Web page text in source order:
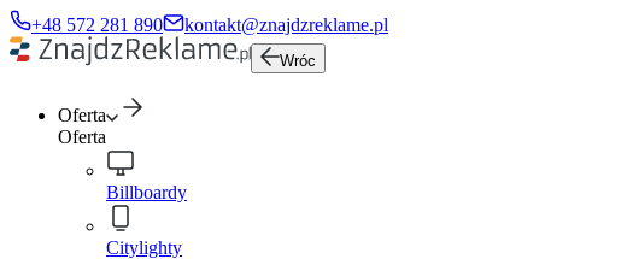
+48 572 281 890 kontakt@znajdzreklame.pl
Wróc
Oferta
Oferta
Billboardy
Citylighty